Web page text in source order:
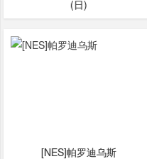
(日)
[NES]帕罗迪乌斯